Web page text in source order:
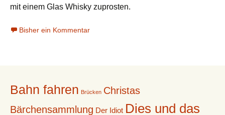
mit einem Glas Whisky zuprosten.
Bisher ein Kommentar
Bahn fahren Brücken Christas
Bärchensammlung Der Idiot Dies und das